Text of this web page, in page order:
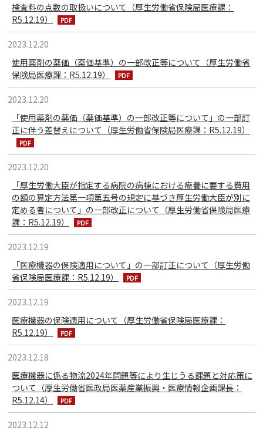
検査料の点数の取扱いについて（厚生労働省保険局医療課：
R5.12.19）
2023.12.20
使用薬剤の薬価（薬価基準）の一部改正等について（厚生労働省
保険局医療課：R5.12.19）
2023.12.20
「使用薬剤の薬価（薬価基準）の一部改正等について」の一部訂
正に伴う差替えについて（厚生労働省保険局医療課：R5.12.19）
2023.12.20
「厚生労働大臣が指定する病院の病棟における療養に要する費用
の額の算定方法第一項第五号の規定に基づき厚生労働大臣が別に
定める者について」の一部改正について（厚生労働省保険局医療
課：R5.12.19）
2023.12.19
「医療機器の保険適用について」の一部訂正について（厚生労働
省保険局医療課：R5.12.19）
2023.12.19
医療機器の保険適用について（厚生労働省保険局医療課：
R5.12.19）
2023.12.18
医療機器に係る物流2024年問題等により生じうる課題と対応策に
ついて（厚生労働省医政局医薬産業振興・医療情報企画課長：
R5.12.14）
2023.12.12